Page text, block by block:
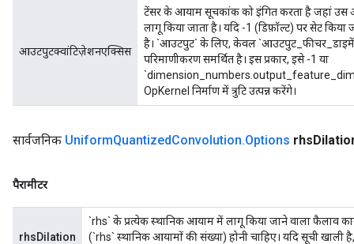
आउटपुटक्वांटिज़ेशनएक्सिस
टेंसर के आयाम सूचकांक को इंगित करता है जहां उस
लागू किया जाता है। यदि -1 (डिफ़ॉल्ट) पर सेट किया
है। `आउटपुट` के लिए, केवल
परिमाणीकरण समर्थित है। इस प्रकार, इसे -1 या
OpKernel निर्माण में त्रुटि उत्पन्न करेंगे।
सार्वजनिक UniformQuantizedConvolution.Options rhs
पैरामीटर
rhsDilation
`rhs` के प्रत्येक स्थानिक आयाम में लागू किया जाने वाला फैलाव
(`rhs` स्थानिक आयामों की संख्या) होनी चाहिए। यदि सूची